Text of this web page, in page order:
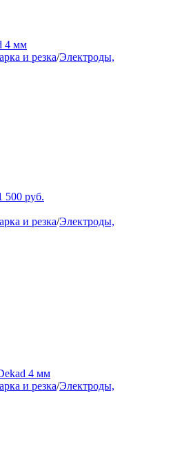
4 мм
и резка/Электроды,
500 руб.
и резка/Электроды,
d 4 мм
и резка/Электроды,